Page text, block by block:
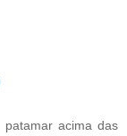
acima das